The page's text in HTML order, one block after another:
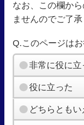
なお、この欄か
ませんのでご了承
Q.このページは
非常に役に立
役に立った
どちらともい